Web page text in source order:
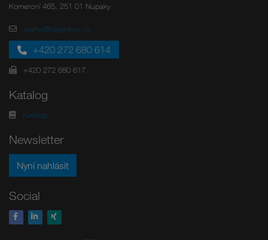
Komercní 465, 251 01 Nupaky
praha@hagleitner.cz
+420 272 680 614
+420 272 680 617
Katalog
Katalog
Newsletter
Nyní nahlásit
Social